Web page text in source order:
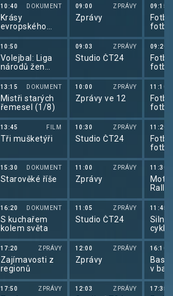
10:40 DOKUMENT
Krásy
evropského
pobřeží
10:50
Volejbal: Liga
národů žen
2026 Srbsko
13:15 DOKUMENT
Mistři starých
řemesel (1/8)
13:45 FILM
Tři mušketýři
15:30 DOKUMENT
Starověké říše
16:20 DOKUMENT
S kuchařem
kolem světa
17:20 ZPRÁVY
Zajímavosti z
regionů
17:50 ZPRÁVY
09:00 ZPRÁVY
Zprávy
09:03 ZPRÁVY
Studio ČT24
10:00 ZPRÁVY
Zprávy ve 12
10:30 ZPRÁVY
Studio ČT24
11:00 ZPRÁVY
Zprávy
11:05 ZPRÁVY
Studio ČT24
12:00 ZPRÁVY
Zprávy
12:03 ZPRÁVY
09:15
2026
09:20
2026
11:10
2026
11:20
2026
11:30
Rally
11:45
de
16:10
v
U17
17:35